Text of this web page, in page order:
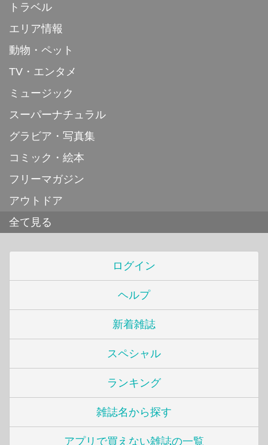
トラベル
エリア情報
動物・ペット
TV・エンタメ
ミュージック
スーパーナチュラル
グラビア・写真集
コミック・絵本
フリーマガジン
アウトドア
全て見る
ログイン
ヘルプ
新着雑誌
スペシャル
ランキング
雑誌名から探す
アプリで買えない雑誌の一覧